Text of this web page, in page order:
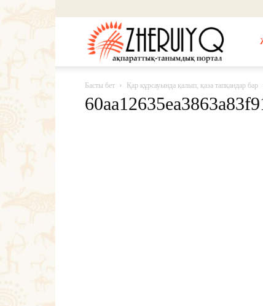
Басты бет Қар құрсауында қалып, қаза тапқандар бар